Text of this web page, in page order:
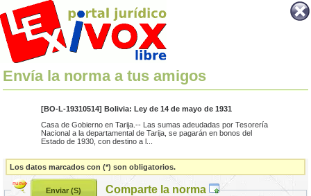
Envía la norma a tus amigos
[BO-L-19310514] Bolivia: Ley de 14 de mayo de 1931
Casa de Gobierno en Tarija.-- Las sumas adeudadas por Tesorería
Nacional a la departamental de Tarija, se pagarán en bonos del
Estado de 1930, con destino a l...
Los datos marcados con (*) son obligatorios.
Comparte la norma